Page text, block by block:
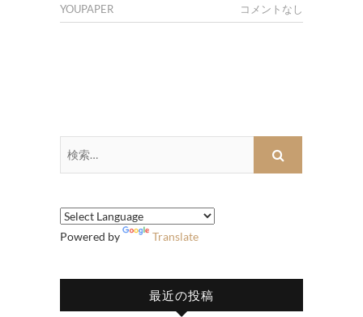
YOUPAPER コメントなし
Powered by Translate
最近の投稿